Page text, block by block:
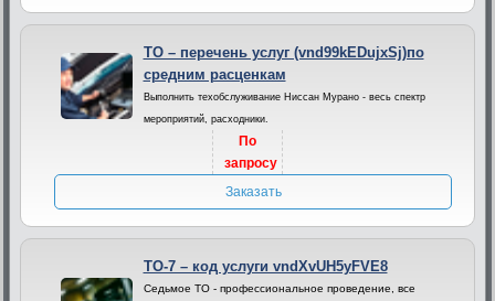
ТО – перечень услуг (vnd99kEDujxSj)по
средним расценкам
Выполнить техобслуживание Ниссан Мурано - весь спектр
мероприятий, расходники.
По
запросу
Заказать
ТО-7 – код услуги vndXvUH5yFVE8
Седьмое ТО - профессиональное проведение, все